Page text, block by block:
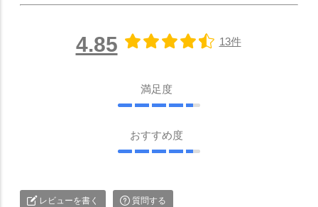
4.85 13件
満足度
おすすめ度
レビューを書く 質問する